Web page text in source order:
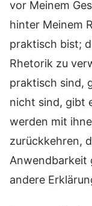
vor Meinem
hinter Meinem
praktisch bist;
Rhetorik zu
praktisch sind,
nicht sind, gibt
werden mit
zurückkehren,
Anwendbarkeit
andere